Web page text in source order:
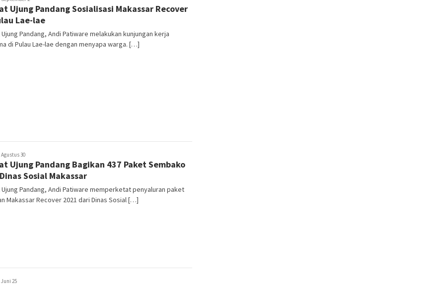
Ujung Pandang Sosialisasi Makassar Recover
Lae-lae
Pandang, Andi Patiware melakukan kunjungan kerja
di Pulau Lae-lae dengan menyapa warga. […]
Agustus 30
Ujung Pandang Bagikan 437 Paket Sembako
Sosial Makassar
Ujung Pandang, Andi Patiware memperketat penyaluran paket
Makassar Recover 2021 dari Dinas Sosial […]
Juni 25